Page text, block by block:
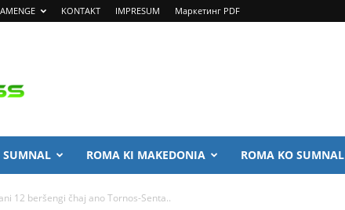
AMENGE KONTAKT IMPRESUM Маркетинг PDF
SUMNAL ROMA KI MAKEDONIA ROMA KO SUMNAL
12 beršengi čhaj ano Tornos-Senta..